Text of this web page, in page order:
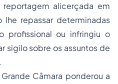
alicerçada em
repassar determinadas
profissional ou infringiu o
sigilo sobre os assuntos de
Câmara ponderou a